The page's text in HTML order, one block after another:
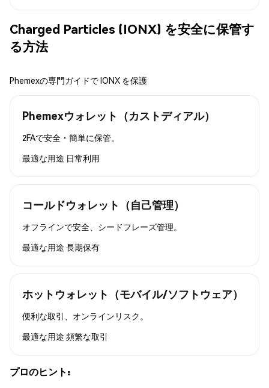
Charged Particles (IONX) を安全に保管す
る方法
Phemexの専門ガイドで IONX を保護
Phemexウォレット（カストディアル）
2FAで安全・簡単に保管。
最適な用途 日常利用
コールドウォレット（自己管理）
オフラインで安全、シードフレーズ管理。
最適な用途 長期保有
ホットウォレット（モバイル/ソフトウェア）
便利な取引、オンラインリスク。
最適な用途 頻繁な取引
プロのヒント: